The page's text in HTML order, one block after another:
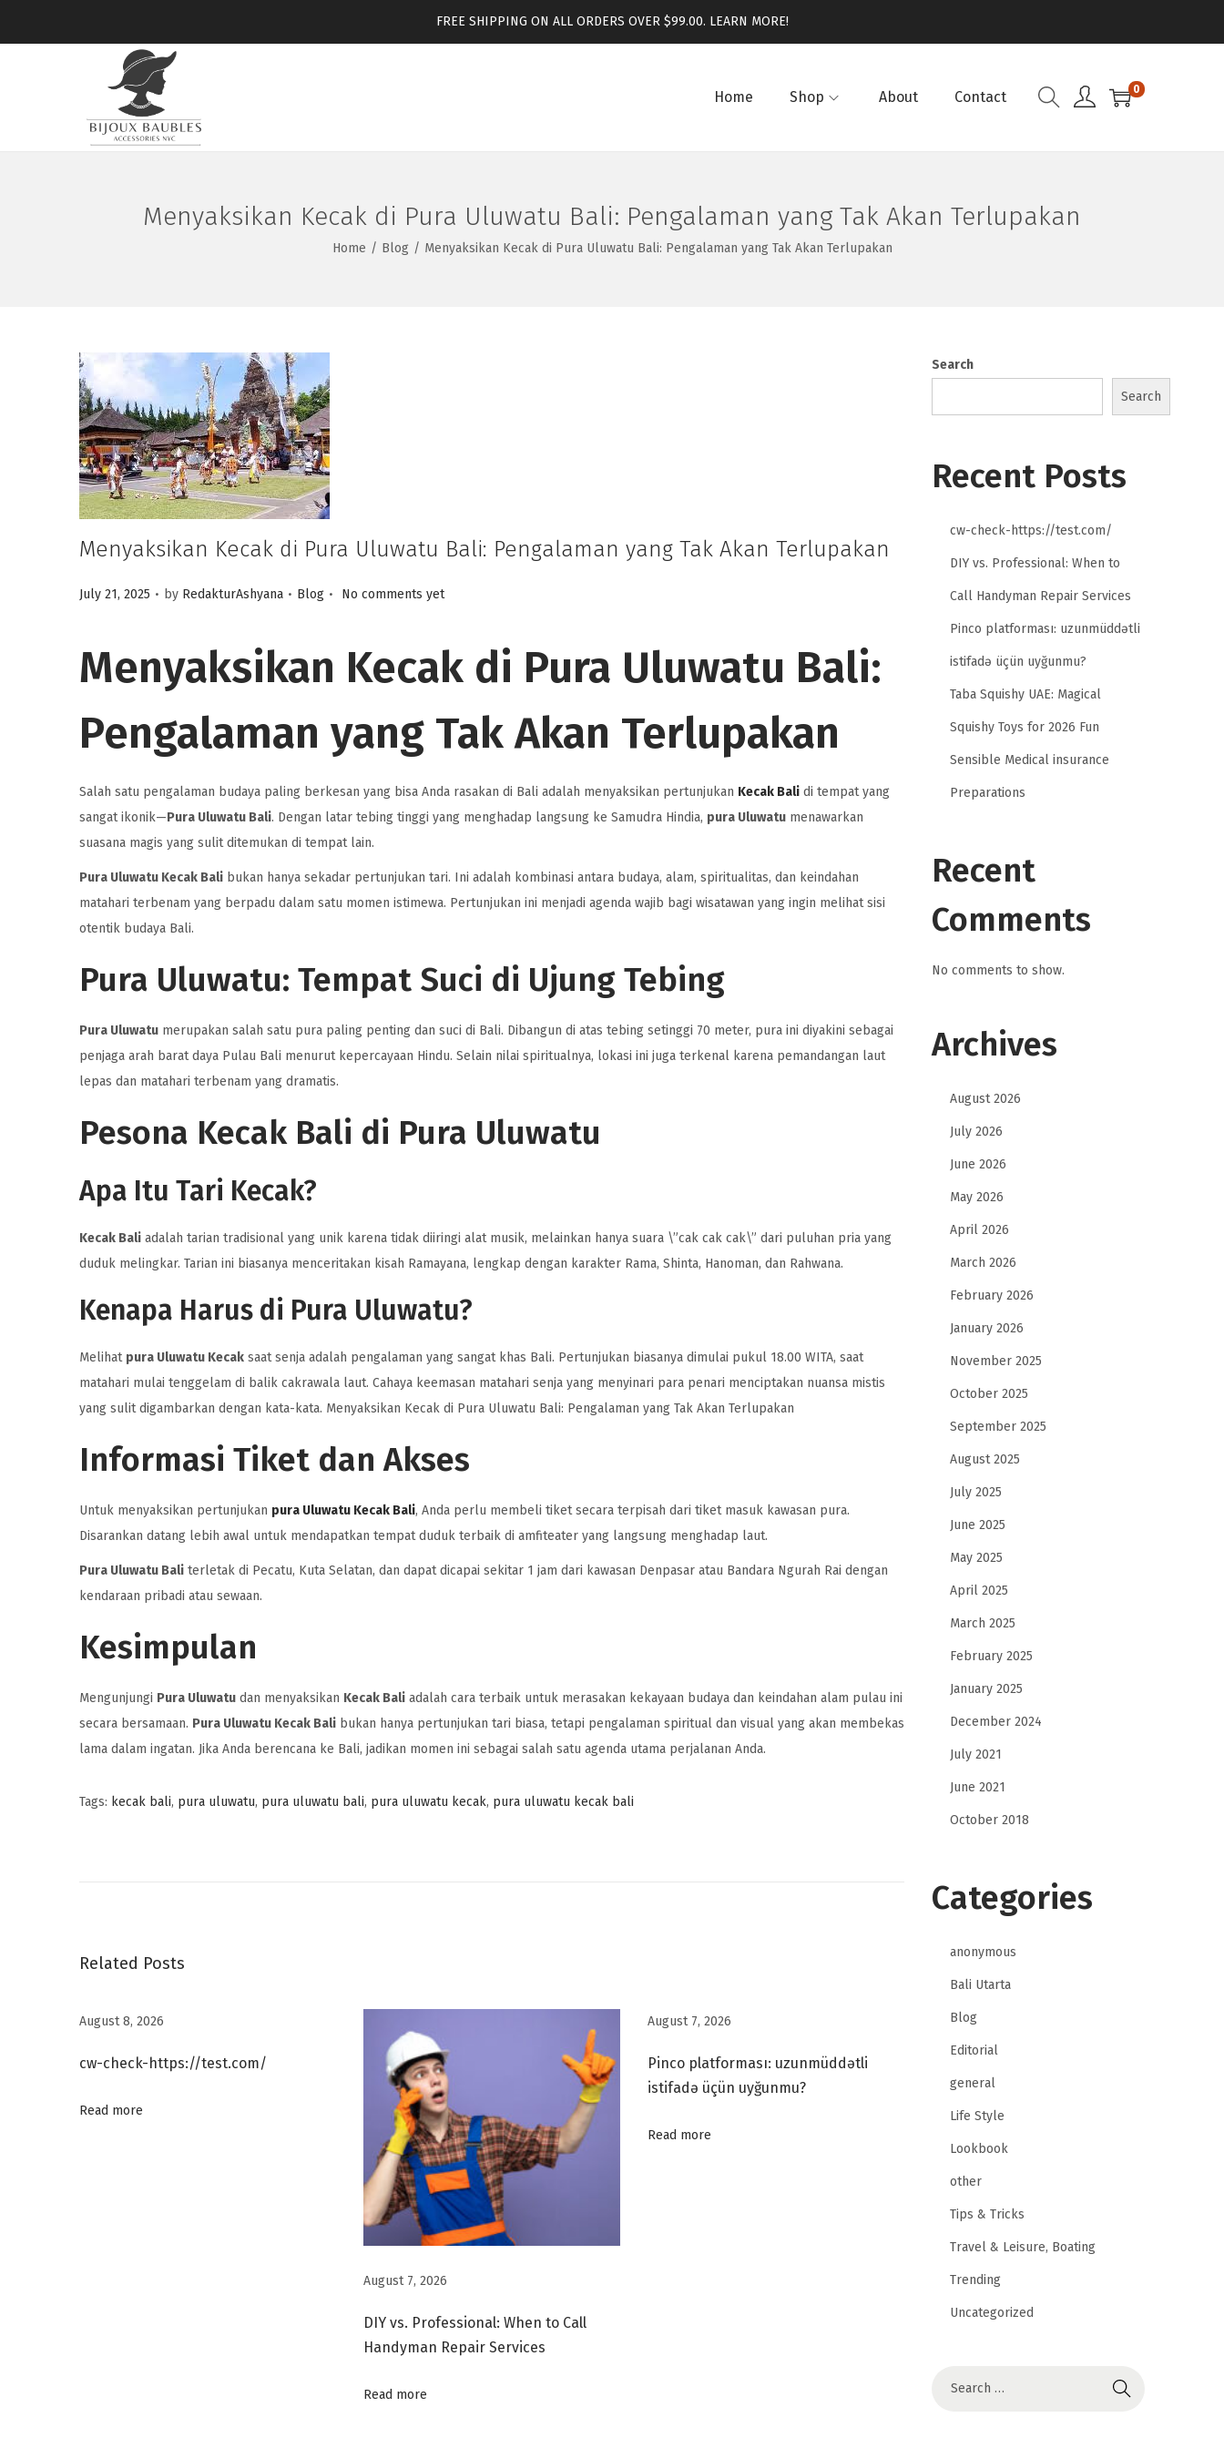
FREE SHIPPING ON ALL ORDERS OVER $99.00. LEARN MORE!
Home Shop About Contact 0
Menyaksikan Kecak di Pura Uluwatu Bali: Pengalaman yang Tak Akan Terlupakan
Home / Blog / Menyaksikan Kecak di Pura Uluwatu Bali: Pengalaman yang Tak Akan Terlupakan
Menyaksikan Kecak di Pura Uluwatu Bali: Pengalaman yang Tak Akan Terlupakan
Posted on
July 21, 2025 . by RedakturAshyana . Posted in
Blog . No comments yet
Menyaksikan Kecak di Pura Uluwatu Bali:
Pengalaman yang Tak Akan Terlupakan
Salah satu pengalaman budaya paling berkesan yang bisa Anda rasakan di Bali adalah menyaksikan pertunjukan Kecak Bali di tempat yang
sangat ikonik—Pura Uluwatu Bali. Dengan latar tebing tinggi yang menghadap langsung ke Samudra Hindia, pura Uluwatu menawarkan
suasana magis yang sulit ditemukan di tempat lain.
Pura Uluwatu Kecak Bali bukan hanya sekadar pertunjukan tari. Ini adalah kombinasi antara budaya, alam, spiritualitas, dan keindahan
matahari terbenam yang berpadu dalam satu momen istimewa. Pertunjukan ini menjadi agenda wajib bagi wisatawan yang ingin melihat sisi
otentik budaya Bali.
Pura Uluwatu: Tempat Suci di Ujung Tebing
Pura Uluwatu merupakan salah satu pura paling penting dan suci di Bali. Dibangun di atas tebing setinggi 70 meter, pura ini diyakini sebagai
penjaga arah barat daya Pulau Bali menurut kepercayaan Hindu. Selain nilai spiritualnya, lokasi ini juga terkenal karena pemandangan laut
lepas dan matahari terbenam yang dramatis.
Pesona Kecak Bali di Pura Uluwatu
Apa Itu Tari Kecak?
Kecak Bali adalah tarian tradisional yang unik karena tidak diiringi alat musik, melainkan hanya suara \”cak cak cak\” dari puluhan pria yang
duduk melingkar. Tarian ini biasanya menceritakan kisah Ramayana, lengkap dengan karakter Rama, Shinta, Hanoman, dan Rahwana.
Kenapa Harus di Pura Uluwatu?
Melihat pura Uluwatu Kecak saat senja adalah pengalaman yang sangat khas Bali. Pertunjukan biasanya dimulai pukul 18.00 WITA, saat
matahari mulai tenggelam di balik cakrawala laut. Cahaya keemasan matahari senja yang menyinari para penari menciptakan nuansa mistis
yang sulit digambarkan dengan kata-kata. Menyaksikan Kecak di Pura Uluwatu Bali: Pengalaman yang Tak Akan Terlupakan
Informasi Tiket dan Akses
Untuk menyaksikan pertunjukan pura Uluwatu Kecak Bali, Anda perlu membeli tiket secara terpisah dari tiket masuk kawasan pura.
Disarankan datang lebih awal untuk mendapatkan tempat duduk terbaik di amfiteater yang langsung menghadap laut.
Pura Uluwatu Bali terletak di Pecatu, Kuta Selatan, dan dapat dicapai sekitar 1 jam dari kawasan Denpasar atau Bandara Ngurah Rai dengan
kendaraan pribadi atau sewaan.
Kesimpulan
Mengunjungi Pura Uluwatu dan menyaksikan Kecak Bali adalah cara terbaik untuk merasakan kekayaan budaya dan keindahan alam pulau ini
secara bersamaan. Pura Uluwatu Kecak Bali bukan hanya pertunjukan tari biasa, tetapi pengalaman spiritual dan visual yang akan membekas
lama dalam ingatan. Jika Anda berencana ke Bali, jadikan momen ini sebagai salah satu agenda utama perjalanan Anda.
Tags: kecak bali, pura uluwatu, pura uluwatu bali, pura uluwatu kecak, pura uluwatu kecak bali
n
L
b
Related Posts
August 8, 2026
cw-check-https://test.com/
Read more
August 7, 2026
DIY vs. Professional: When to Call
Handyman Repair Services
Read more
August 7, 2026
Pinco platforması: uzunmüddətli
istifadə üçün uyğunmu?
Read more
Search
Search
Recent Posts
cw-check-https://test.com/
DIY vs. Professional: When to
Call Handyman Repair Services
Pinco platforması: uzunmüddətli
istifadə üçün uyğunmu?
Taba Squishy UAE: Magical
Squishy Toys for 2026 Fun
Sensible Medical insurance
Preparations
Recent
Comments
No comments to show.
Archives
August 2026
July 2026
June 2026
May 2026
April 2026
March 2026
February 2026
January 2026
November 2025
October 2025
September 2025
August 2025
July 2025
June 2025
May 2025
April 2025
March 2025
February 2025
January 2025
December 2024
July 2021
June 2021
October 2018
Categories
anonymous
Bali Utarta
Blog
Editorial
general
Life Style
Lookbook
other
Tips & Tricks
Travel & Leisure, Boating
Trending
Uncategorized